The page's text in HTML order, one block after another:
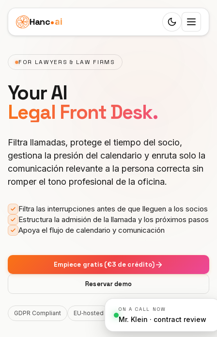
Hanc ai
Switch to
Resumen
Funciones
Workflow
24 roles
25 idiomas
Integraciones
Seguridad y RGPD
También en Microsoft Marketplace
Despliega Hanc AI en tu suscripción de Azure
SALUD
Dentista
Veterinario
Fisioterapia
Salón de belleza
Taller mecánico
Oficios y artesanía
Comercio electrónico
Casos de negocio
Clínica pediátrica
Agencia inmobiliaria
Atención a mayores
Funeraria
Consulta privada
Hostelería premium
Bufete legal
Servicios de emergencia
Ver todos los casos →
Precios
Recursos
APRENDER
Blog
Documentación
HERRAMIENTAS
ACTUALIZACIONES
Socios
Programa de afiliados
Socio de soluciones
Crear agente
FOR LAWYERS & LAW FIRMS
Your AI
Legal Front Desk.
Filtra llamadas, protege el tiempo del socio,
gestiona la presión del calendario y enruta solo la
comunicación relevante a la persona correcta sin
romper el tono profesional de la oficina.
Filtra las interrupciones antes de que lleguen a los socios
Estructura la admisión de la llamada y los próximos pasos
Apoya el flujo de calendario y comunicación
Empiece gratis (€3 de crédito)
Reservar demo
GDPR Compliant EU‑hosted Live in 60 seconds
ON A CALL NOW
Mr. Klein · contract review